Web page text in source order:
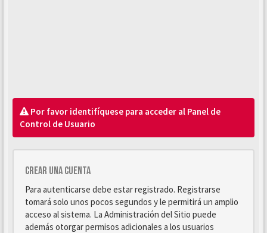
Por favor identifíquese para acceder al Panel de
Control de Usuario
Crear una cuenta
Para autenticarse debe estar registrado. Registrarse
tomará solo unos pocos segundos y le permitirá un amplio
acceso al sistema. La Administración del Sitio puede
además otorgar permisos adicionales a los usuarios